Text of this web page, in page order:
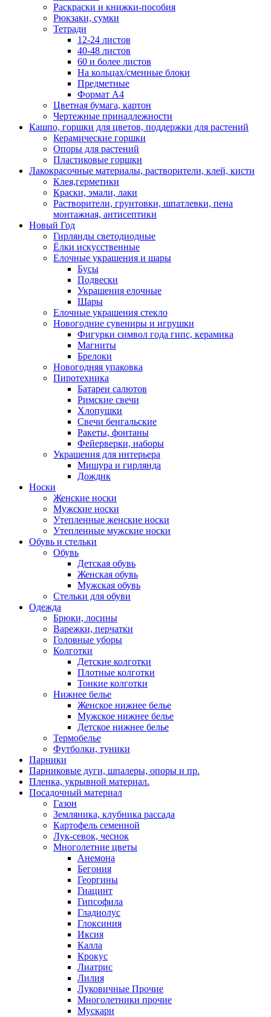
Раскраски и книжки-пособия
Рюкзаки, сумки
Тетради
12-24 листов
40-48 листов
60 и более листов
На кольцах/сменные блоки
Предметные
Формат А4
Цветная бумага, картон
Чертежные принадлежности
Кашпо, горшки для цветов, поддержки для растений
Керамические горшки
Опоры для растений
Пластиковые горшки
Лакокрасочные материалы, растворители, клей, кисти
Клея,герметики
Краски, эмали, лаки
Растворители, грунтовки, шпатлевки, пена
монтажная, антисептики
Новый Год
Гирлянды светодиодные
Ёлки искусственные
Елочные украшения и шары
Бусы
Подвески
Украшения елочные
Шары
Елочные украшения стекло
Новогодние сувениры и игрушки
Фигурки символ года гипс, керамика
Магниты
Брелоки
Новогодняя упаковка
Пиротехника
Батареи салютов
Римские свечи
Хлопушки
Свечи бенгальские
Ракеты, фонтаны
Фейерверки, наборы
Украшения для интерьера
Мишура и гирлянда
Дождик
Носки
Женские носки
Мужские носки
Утепленные женские носки
Утепленные мужские носки
Обувь и стельки
Обувь
Детская обувь
Женская обувь
Мужская обувь
Стельки для обуви
Одежда
Брюки, лосины
Варежки, перчатки
Головные уборы
Колготки
Детские колготки
Плотные колготки
Тонкие колготки
Нижнее белье
Женское нижнее белье
Мужское нижнее белье
Детское нижнее белье
Термобелье
Футболки, туники
Парники
Парниковые дуги, шпалеры, опоры и пр.
Пленка, укрывной материал.
Посадочный материал
Газон
Земляника, клубника рассада
Картофель семенной
Лук-севок, чеснок
Многолетние цветы
Анемона
Бегония
Георгины
Гиацинт
Гипсофила
Гладиолус
Глоксиния
Иксия
Калла
Крокус
Лиатрис
Лилия
Луковичные Прочие
Многолетники прочие
Мускари